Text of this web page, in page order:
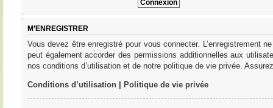
M’ENREGISTRER
Vous devez être enregistré pour vous connecter. L’enregistrement
peut également accorder des permissions additionnelles aux
nos conditions d’utilisation et de notre politique de vie privée.
Conditions d’utilisation| Politique de vie privée